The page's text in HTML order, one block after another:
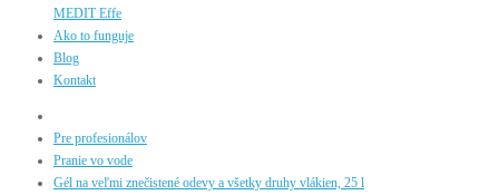
MEDIT Effe
Ako to funguje
Blog
Kontakt
Pre profesionálov
Pranie vo vode
Gél na veľmi znečistené odevy a všetky druhy vlákien, 25 l